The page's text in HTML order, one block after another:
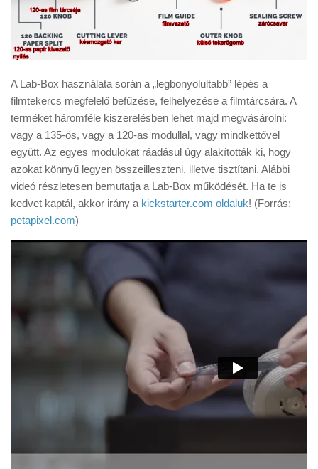
A Lab-Box használata során a „legbonyolultabb” lépés a
filmtekercs megfelelő befűzése, felhelyezése a filmtárcsára. A
terméket háromféle kiszerelésben lehet majd megvásárolni:
vagy a 135-ös, vagy a 120-as modullal, vagy mindkettővel
együtt. Az egyes modulokat ráadásul úgy alakították ki, hogy
azokat könnyű legyen összeilleszteni, illetve tisztítani. Alábbi
videó részletesen bemutatja a Lab-Box működését. Ha te is
kedvet kaptál, akkor irány a kickstarter.com oldaluk! (Forrás:
petapixel.com)